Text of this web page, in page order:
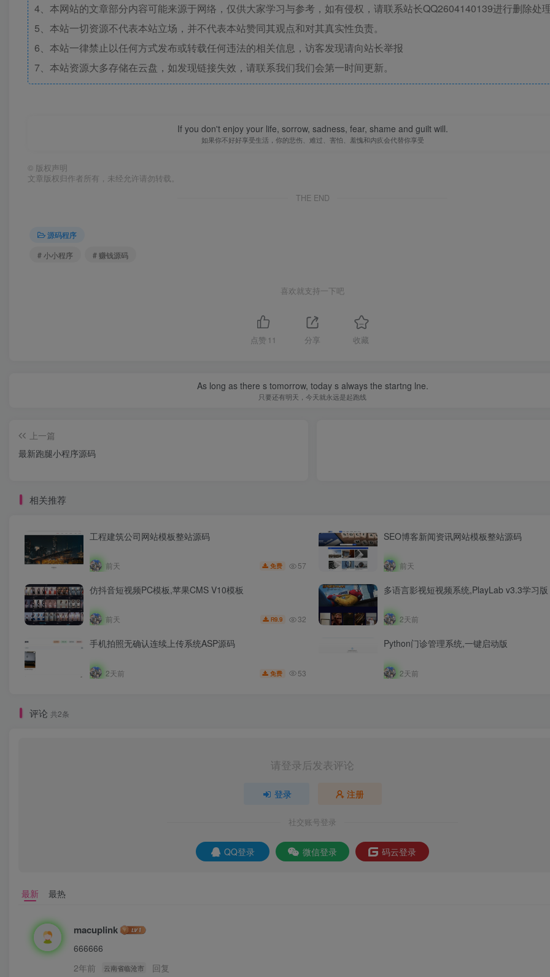
4、本网站的文章部分内容可能来源于网络，仅供大家学习与参考，如有侵权，请联系站长QQ2604140139进行删除处
5、本站一切资源不代表本站立场，并不代表本站赞同其观点和对其真实性负责。
6、本站一律禁止以任何方式发布或转载任何违法的相关信息，访客发现请向站长举报
7、本站资源大多存储在云盘，如发现链接失效，请联系我们我们会第一时间更新。
If you don't enjoy your life, sorrow, sadness, fear, shame and guilt will.
如果你不好好享受生活，你的悲伤、难过、害怕、羞愧和内疚会代替你享受
© 版权声明
文章版权归作者所有，未经允许请勿转载。
THE END
源码程序
# 小小程序
# 赚钱源码
喜欢就支持一下吧
点赞 11 分享 收藏
As long as there s tomorrow, today s always the startng lne.
只要还有明天，今天就永远是起跑线
上一篇
最新跑腿小程序源码
相关推荐
工程建筑公司网站模板整站源码
前天 免费 57
SEO博客新闻资讯网站模板整站源码
前天
仿抖音短视频PC模板,苹果CMS V10模板
前天 R9.9 32
多语言影视短视频系统,PlayLab v3.3学习版
2天前
手机拍照无确认连续上传系统ASP源码
2天前 免费 53
Python门诊管理系统,一键启动版
2天前
评论 共2条
请登录后发表评论
登录 注册
社交账号登录
QQ登录 微信登录 码云登录
最新 最热
macuplink
666666
2年前
云南省临沧市 回复